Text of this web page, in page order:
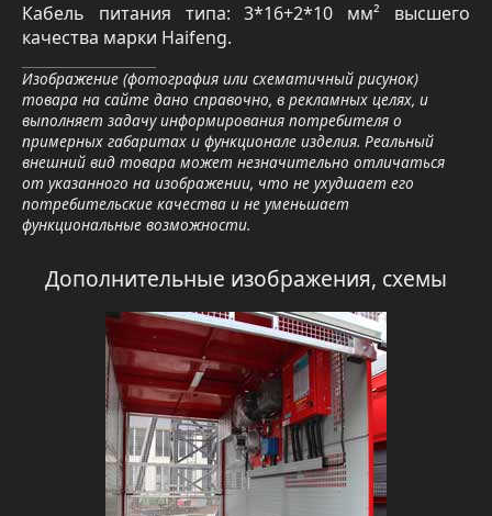
Кабель питания типа: 3*16+2*10 мм² высшего
качества марки Haifeng.
Изображение (фотография или схематичный рисунок)
товара на сайте дано справочно, в рекламных целях, и
выполняет задачу информирования потребителя о
примерных габаритах и функционале изделия. Реальный
внешний вид товара может незначительно отличаться
от указанного на изображении, что не ухудшает его
потребительские качества и не уменьшает
функциональные возможности.
Дополнительные изображения, схемы